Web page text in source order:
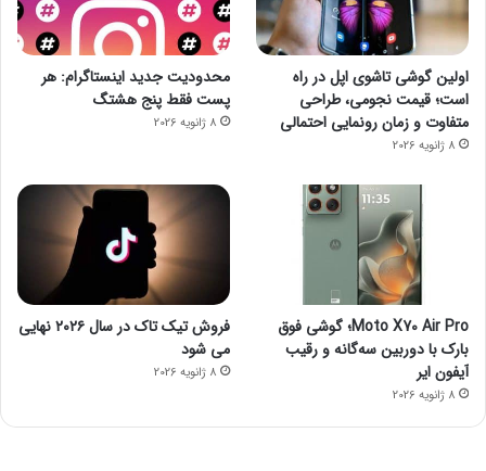
اولین گوشی تاشوی اپل در راه
است؛ قیمت نجومی، طراحی
متفاوت و زمان رونمایی احتمالی
8 ژانویه 2026
محدودیت جدید اینستاگرام: هر
پست فقط پنج هشتگ
8 ژانویه 2026
Moto X70 Air Pro؛ گوشی فوق
بارک با دوربین سه‌گانه و رقیب
آیفون ایر
8 ژانویه 2026
فروش تیک تاک در سال ۲۰۲۶ نهایی
می شود
8 ژانویه 2026